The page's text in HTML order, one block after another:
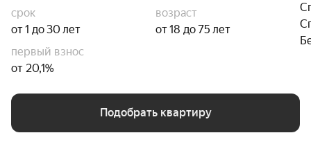
срок
от 1 до 30 лет
возраст
от 18 до 75 лет
первый взнос
от 20,1%
Подобрать квартиру